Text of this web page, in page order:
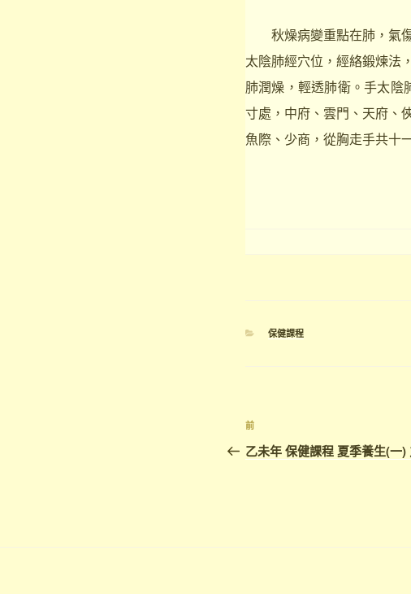
秋燥病變重點在肺，氣傷
太陰肺經穴位，經絡鍛煉法
肺潤燥，輕透肺衛。手太陰
寸處，中府、雲門、天府、
魚際、少商，從胸走手共十
分
保健課程
文
章
上
一
前
乙未年 保健課程 夏季養生(一)